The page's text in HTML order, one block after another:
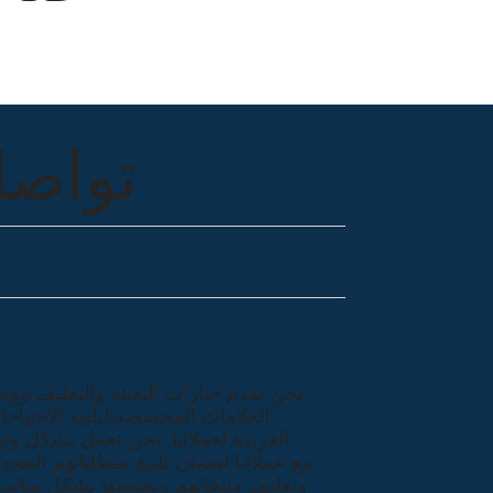
نحن نقدم خيارات التعبئة والتغليف
العلامات المخصصة لتلبية
الفريدة لعملائنا. نحن نعمل بشكل
مع عملائنا لضمان تلبية متطلباتهم
وتغليف منتجاتهم وتصنيفها بشكل